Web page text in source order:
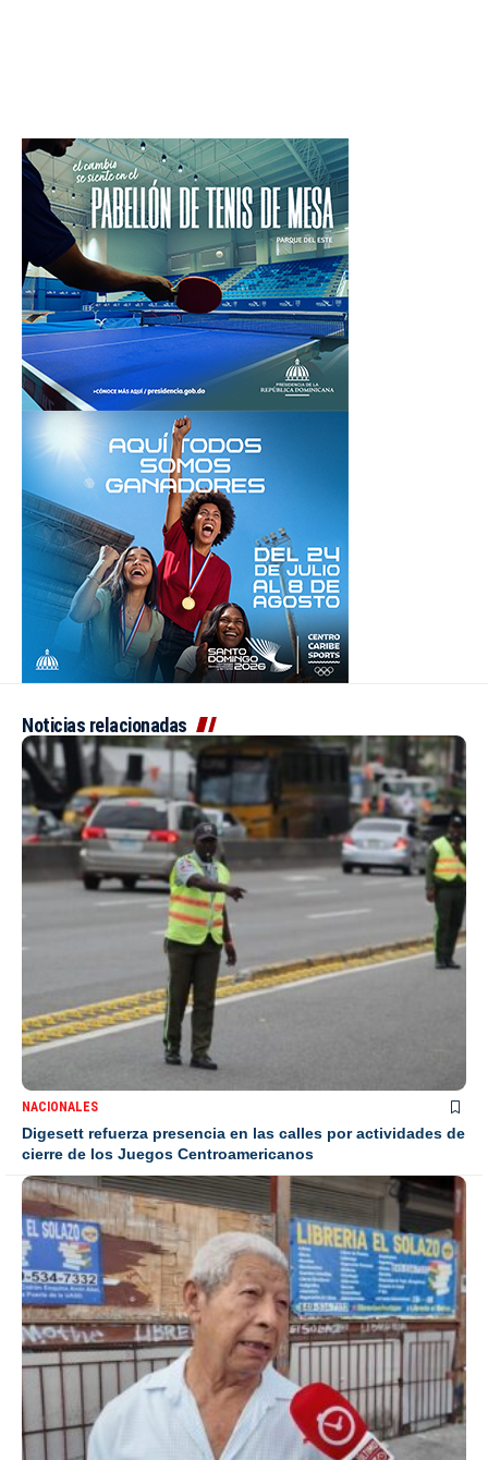
Noticias relacionadas
NACIONALES
Digesett refuerza presencia en las calles por actividades de
cierre de los Juegos Centroamericanos